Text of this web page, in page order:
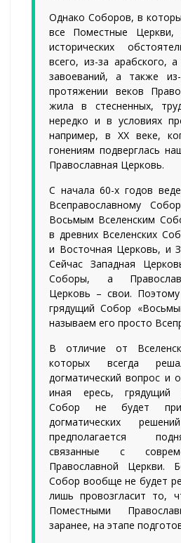
Однако Соборов, в
все Поместные
исторических
всего, из-за арабского,
завоеваний, а также
протяжении веков
жила в стесненных,
нередко и в условиях
например, в XX веке,
гонениям подверглась
Православная Церковь.
С начала 60-х годов
Всеправославному
Восьмым Вселенским
в древних Вселенских
и Восточная Церковь, и
Сейчас Западная
Соборы, а
Церковь – свои.
грядущий Собор
называем его просто
В отличие от
которых всегда
догматический вопрос и
иная ересь, грядущий
Собор не будет
догматических
предполагается
связанные с
Православной Церкви.
Собор вообще не будет
лишь провозгласит то,
Поместными
заранее, на этапе